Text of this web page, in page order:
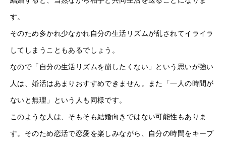
す。
そのため多かれ少なかれ自分の生活リズムが乱されてイライラ
してしまうこともあるでしょう。
なので「自分の生活リズムを崩したくない」という思いが強い
人は、婚活はあまりおすすめできません。また「一人の時間が
ないと無理」という人も同様です。
このような人は、そもそも結婚向きではない可能性もありま
す。そのため恋活で恋愛を楽しみながら、自分の時間をキープ